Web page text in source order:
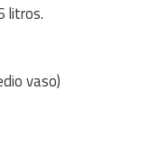
litros.
vaso)